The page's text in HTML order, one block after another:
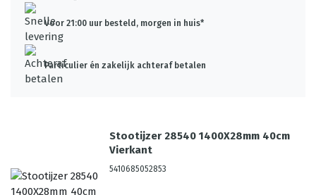
Voor 21:00 uur besteld, morgen in huis*
Particulier én zakelijk achteraf betalen
Stootijzer 28540 1400X28mm 40cm
Vierkant
5410685052853